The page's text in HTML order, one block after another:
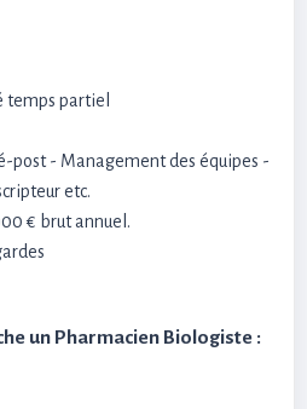
temps partiel
post - Management des équipes -
etc.
€ brut annuel.
un Pharmacien Biologiste :